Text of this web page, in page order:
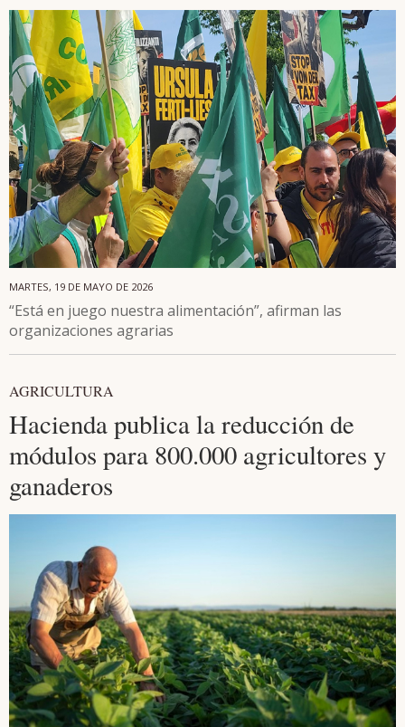
MARTES, 19 DE MAYO DE 2026
“Está en juego nuestra alimentación”, afirman las
organizaciones agrarias
AGRICULTURA
Hacienda publica la reducción de
módulos para 800.000 agricultores y
ganaderos